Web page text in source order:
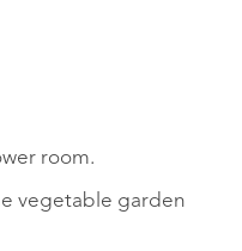
room.
vegetable garden